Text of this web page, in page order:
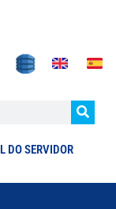
DO SERVIDOR